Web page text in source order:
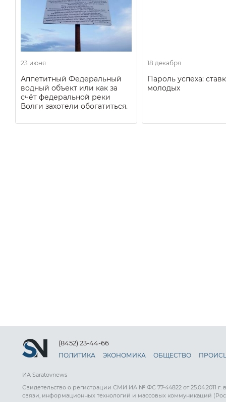
23 июня
Аппетитный Федеральный
водный объект или как за
счёт федеральной реки
Волги захотели обогатиться.
18 декабря
Пароль успеха:
молодых
(8452) 23-44-66
ПОЛИТИКА ЭКОНОМИКА ОБЩЕСТВО
ИА Saratovnews
Свидетельство о регистрации СМИ ИА № ФС 77-44822 от 25.04.2011
связи, информационных технологий и массовых коммуникаций